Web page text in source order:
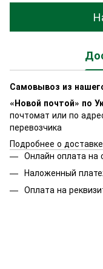
Самовывоз из
«Новой почтой» по
почтомат или по
перевозчика
Подробнее о доставке
Онлайн оплата на
Наложенный
Оплата на